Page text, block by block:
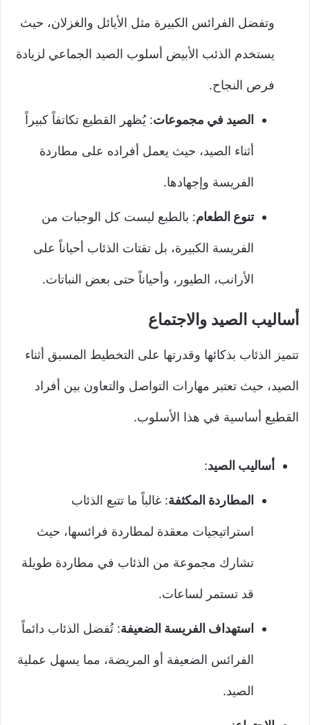
وتفضل الفرائس الكبيرة مثل الأيائل والغزلان، حيث
يستخدم الذئب الأبيض أسلوب الصيد الجماعي لزيادة
فرص النجاح.
الصيد في مجموعات: يُظهر القطيع تكاتفاً كبيراً
أثناء الصيد، حيث يعمل أفراده على مطاردة
الفريسة وإجهادها.
تنوع الطعام: بالطبع ليست كل الوجبات من
الفريسة الكبيرة، بل تقتات الذئاب أحياناً على
الأرانب، الطيور، وأحياناً حتى بعض النباتات.
أساليب الصيد والاجتماع
تتميز الذئاب بذكائها وقدرتها على التخطيط المسبق أثناء
الصيد، حيث تعتبر مهارات التواصل والتعاون بين أفراد
القطيع أساسية في هذا الأسلوب.
أساليب الصيد:
المطاردة المكثفة: غالباً ما تتبع الذئاب
استراتيجيات معقدة لمطاردة فرائسها، حيث
تشارك مجموعة من الذئاب في مطاردة طويلة
قد تستمر لساعات.
استهداف الفريسة الضعيفة: تُفضل الذئاب دائماً
الفرائس الضعيفة أو المريضة، مما يسهل عملية
الصيد.